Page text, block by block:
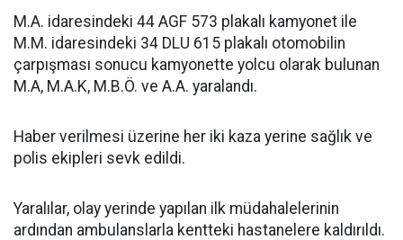
M.A. idaresindeki 44 AGF 573 plakalı kamyonet ile
M.M. idaresindeki 34 DLU 615 plakalı otomobilin
çarpışması sonucu kamyonette yolcu olarak bulunan
M.A, M.A.K, M.B.Ö. ve A.A. yaralandı.
Haber verilmesi üzerine her iki kaza yerine sağlık ve
polis ekipleri sevk edildi.
Yaralılar, olay yerinde yapılan ilk müdahalelerinin
ardından ambulanslarla kentteki hastanelere kaldırıldı.